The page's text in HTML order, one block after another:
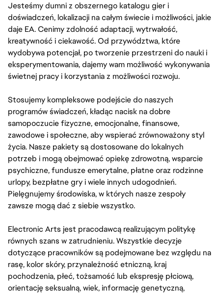
Jesteśmy dumni z obszernego katalogu gier i
doświadczeń, lokalizacji na całym świecie i możliwości, jakie
daje EA. Cenimy zdolność adaptacji, wytrwałość,
kreatywność i ciekawość. Od przywództwa, które
wydobywa potencjał, po tworzenie przestrzeni do nauki i
eksperymentowania, dajemy wam możliwość wykonywania
świetnej pracy i korzystania z możliwości rozwoju.
Stosujemy kompleksowe podejście do naszych
programów świadczeń, kładąc nacisk na dobre
samopoczucie fizyczne, emocjonalne, finansowe,
zawodowe i społeczne, aby wspierać zrównoważony styl
życia. Nasze pakiety są dostosowane do lokalnych
potrzeb i mogą obejmować opiekę zdrowotną, wsparcie
psychiczne, fundusze emerytalne, płatne oraz rodzinne
urlopy, bezpłatne gry i wiele innych udogodnień.
Pielęgnujemy środowiska, w których nasze zespoły
zawsze mogą dać z siebie wszystko.
Electronic Arts jest pracodawcą realizującym politykę
równych szans w zatrudnieniu. Wszystkie decyzje
dotyczące pracowników są podejmowane bez względu na
rasę, kolor skóry, przynależność etniczną, kraj
pochodzenia, płeć, tożsamość lub ekspresję płciową,
orientację seksualną, wiek, informację genetyczną,